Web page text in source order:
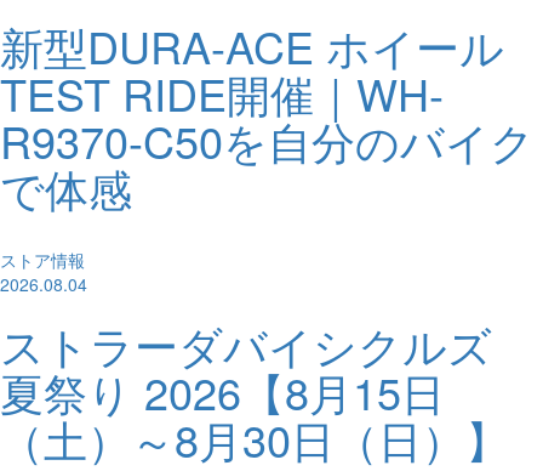
新型DURA-ACE ホイール
TEST RIDE開催｜WH-
R9370-C50を自分のバイク
で体感
ストア情報
2026.08.04
ストラーダバイシクルズ
夏祭り 2026【8月15日
（土）～8月30日（日）】